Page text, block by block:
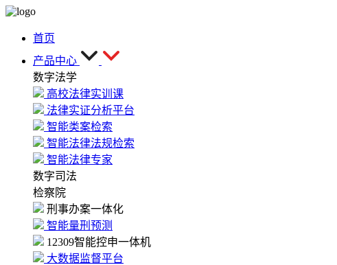
首页
产品中心
数字法学
高校法律实训课
法律实证分析平台
智能类案检索
智能法律法规检索
智能法律专家
数字司法
检察院
刑事办案一体化
智能量刑预测
12309智能控申一体机
大数据监督平台